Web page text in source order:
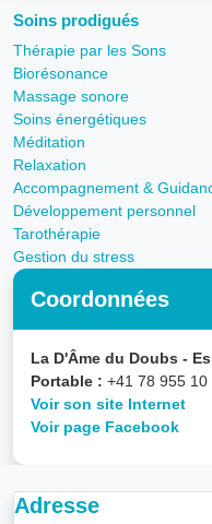
Soins prodigués
Thérapie par les Sons
Biorésonance
Massage sonore
Soins énergétiques
Méditation
Relaxation
Accompagnement &
Développement personnel
Tarothérapie
Gestion du stress
Coordonnées
La D'Âme du Doubs -
Portable : +41 78 955 10
Voir son site Internet
Voir page Facebook
Adresse